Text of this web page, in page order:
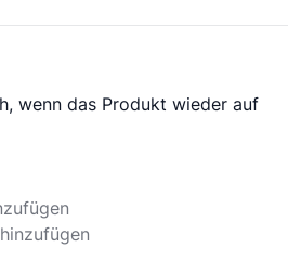
wenn das Produkt wieder auf